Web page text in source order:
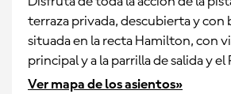
terraza privada, descubierta y con
situada en la recta Hamilton, con
principal y a la parrilla de salida y el
Ver mapa de los asientos»